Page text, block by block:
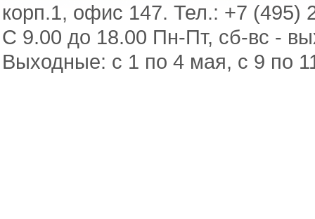
корп.1, офис 147. Тел.: +7 (495)
С 9.00 до 18.00 Пн-Пт, сб-вс -
Выходные: с 1 по 4 мая, с 9 по